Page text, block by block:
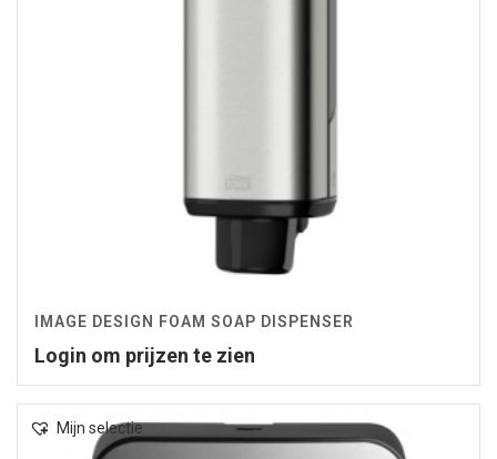
IMAGE DESIGN FOAM SOAP DISPENSER
Login om prijzen te zien
Mijn selectie